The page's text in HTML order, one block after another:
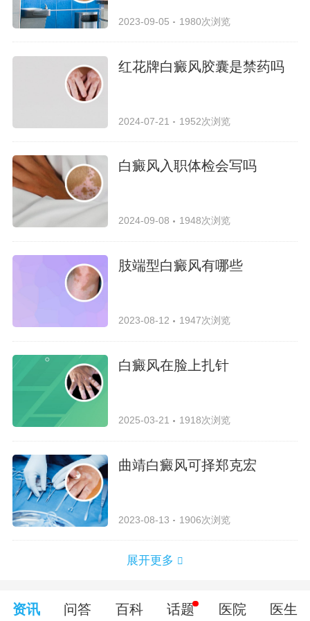
2023-09-05 1980次浏览
红花牌白癜风胶囊是禁药吗
2024-07-21 1952次浏览
白癜风入职体检会写吗
2024-09-08 1948次浏览
肢端型白癜风有哪些
2023-08-12 1947次浏览
白癜风在脸上扎针
2025-03-21 1918次浏览
曲靖白癜风可择郑克宏
2023-08-13 1906次浏览
展开更多
资讯 问答 百科 话题 医院 医生